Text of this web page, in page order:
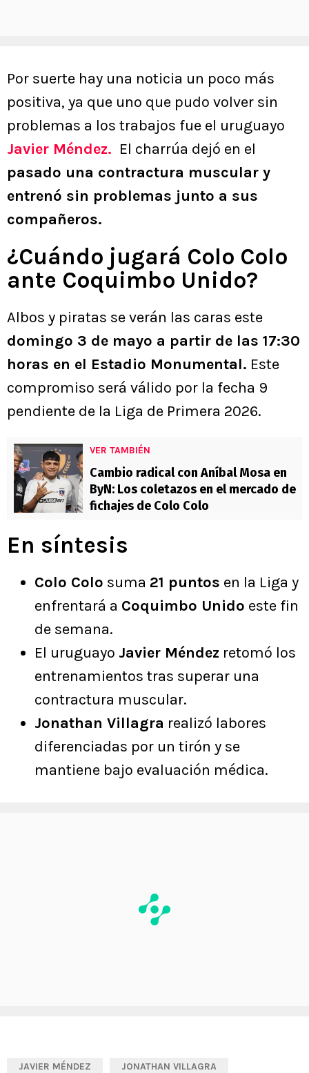
Por suerte hay una noticia un poco más
positiva, ya que uno que pudo volver sin
problemas a los trabajos fue el uruguayo
Javier Méndez. El charrúa dejó en el
pasado una contractura muscular y
entrenó sin problemas junto a sus
compañeros.
¿Cuándo jugará Colo Colo
ante Coquimbo Unido?
Albos y piratas se verán las caras este
domingo 3 de mayo a partir de las 17:30
horas en el Estadio Monumental. Este
compromiso será válido por la fecha 9
pendiente de la Liga de Primera 2026.
VER TAMBIÉN
Cambio radical con Aníbal Mosa en
ByN: Los coletazos en el mercado de
fichajes de Colo Colo
En síntesis
Colo Colo suma 21 puntos en la Liga y
enfrentará a Coquimbo Unido este fin
de semana.
El uruguayo Javier Méndez retomó los
entrenamientos tras superar una
contractura muscular.
Jonathan Villagra realizó labores
diferenciadas por un tirón y se
mantiene bajo evaluación médica.
JAVIER MÉNDEZ JONATHAN VILLAGRA